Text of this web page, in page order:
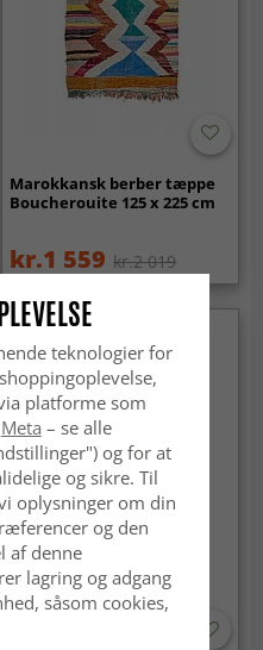
Marokkansk berber tæppe
Boucherouite 125 x 225 cm
kr.1 559 kr.2 019
teknologier for
platforme som
Meta – se alle
og for at
og sikre. Til
oplysninger om din
og den
af denne
lagring og adgang
såsom cookies,